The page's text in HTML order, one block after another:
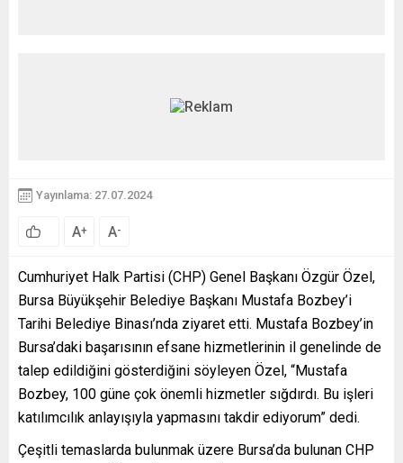
Yayınlama: 27.07.2024
A+ A-
Cumhuriyet Halk Partisi (CHP) Genel Başkanı Özgür Özel,
Bursa Büyükşehir Belediye Başkanı Mustafa Bozbey’i
Tarihi Belediye Binası’nda ziyaret etti. Mustafa Bozbey’in
Bursa’daki başarısının efsane hizmetlerinin il genelinde de
talep edildiğini gösterdiğini söyleyen Özel, “Mustafa
Bozbey, 100 güne çok önemli hizmetler sığdırdı. Bu işleri
katılımcılık anlayışıyla yapmasını takdir ediyorum” dedi.
Çeşitli temaslarda bulunmak üzere Bursa’da bulunan CHP